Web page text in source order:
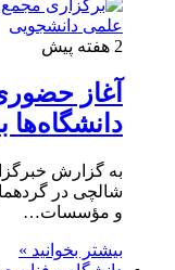
2 هفته پیش
آغاز
دانشگاه‌ها
به گزارش
شالچی در
و مؤسسات…
بیشتر بخوانید »